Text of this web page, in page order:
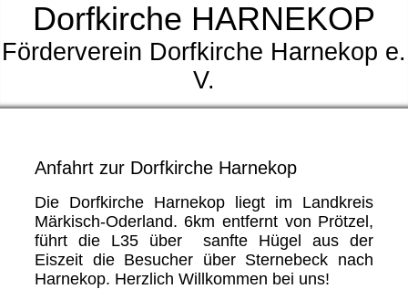
Dorfkirche HARNEKOP
Förderverein Dorfkirche Harnekop e.
V.
Anfahrt zur Dorfkirche Harnekop
Die Dorfkirche Harnekop liegt im Landkreis
Märkisch-Oderland. 6km entfernt von Prötzel,
führt die L35 über sanfte Hügel aus der
Eiszeit die Besucher über Sternebeck nach
Harnekop. Herzlich Willkommen bei uns!